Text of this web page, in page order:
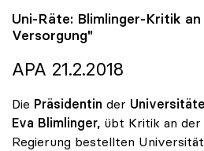
Uni-Räte: Blimlinger-Kritik
Versorgung"
APA 21.2.2018
Die Präsidentin der
Eva Blimlinger, übt Kritik an
Regierung bestellten